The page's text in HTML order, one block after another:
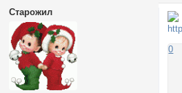
Старожил
0